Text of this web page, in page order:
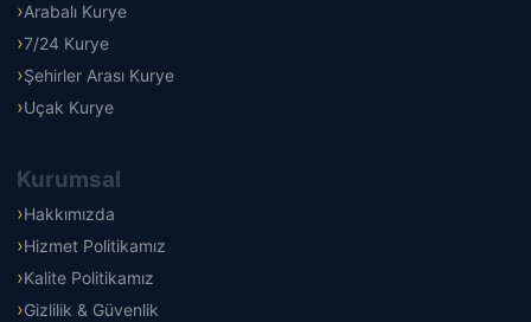
Arabalı Kurye
7/24 Kurye
Şehirler Arası Kurye
Uçak Kurye
Kurumsal
Hakkımızda
Hizmet Politikamız
Kalite Politikamız
Gizlilik & Güvenlik